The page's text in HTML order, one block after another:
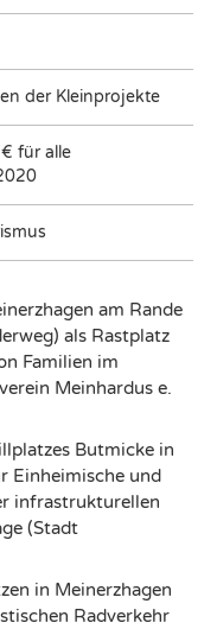
der Kleinprojekte
für alle
am Rande
als Rastplatz
Familien im
Meinhardus e.
Butmicke in
Einheimische und
infrastrukturellen
(Stadt
in Meinerzhagen
Radverkehr